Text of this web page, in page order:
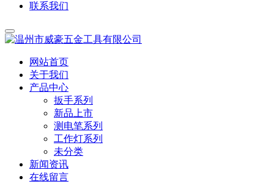
联系我们
网站首页
关于我们
产品中心
扳手系列
新品上市
测电笔系列
工作灯系列
未分类
新闻资讯
在线留言